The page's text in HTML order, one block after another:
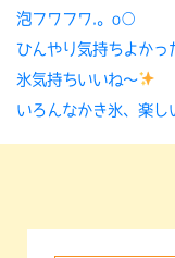
泡フワフワ.。o○
ひんやり気持ちよかっ
氷気持ちいいね〜
いろんなかき氷、楽し